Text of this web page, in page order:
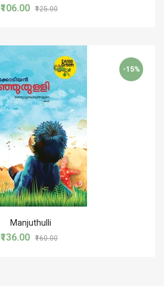
₹106.00 ₹125.00
-15%
Manjuthulli
₹136.00 ₹160.00